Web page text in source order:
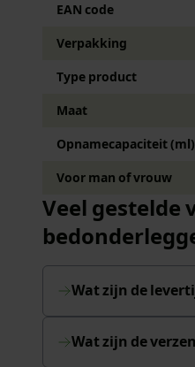
EAN code
Verpakking
Type product
Maat
Opnamecapaciteit (ml)
Voor man of vrouw
Veel gestelde
Wat zijn de
Wat zijn de